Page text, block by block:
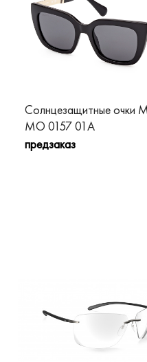
Солнцезащитные очки
MO 0157 01A
предзаказ